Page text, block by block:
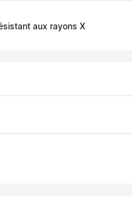
aux rayons X